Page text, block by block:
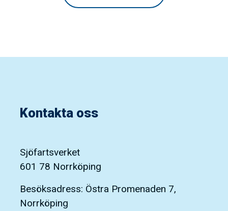
Kontakta oss
Sjöfartsverket
601 78 Norrköping
Besöksadress: Östra Promenaden 7,
Norrköping